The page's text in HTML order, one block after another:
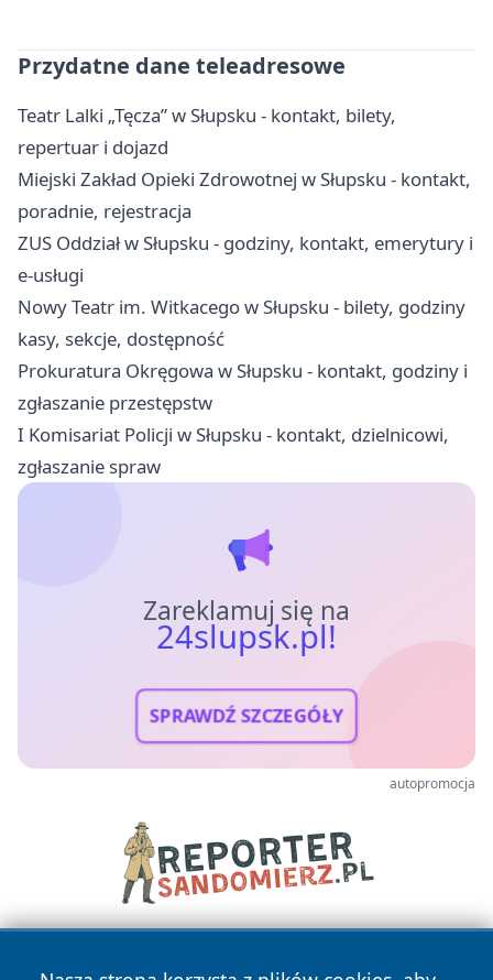
Przydatne dane teleadresowe
Teatr Lalki „Tęcza” w Słupsku - kontakt, bilety,
repertuar i dojazd
Miejski Zakład Opieki Zdrowotnej w Słupsku - kontakt,
poradnie, rejestracja
ZUS Oddział w Słupsku - godziny, kontakt, emerytury i
e-usługi
Nowy Teatr im. Witkacego w Słupsku - bilety, godziny
kasy, sekcje, dostępność
Prokuratura Okręgowa w Słupsku - kontakt, godziny i
zgłaszanie przestępstw
I Komisariat Policji w Słupsku - kontakt, dzielnicowi,
zgłaszanie spraw
Zareklamuj się na
24slupsk.pl!
SPRAWDŹ SZCZEGÓŁY
autopromocja